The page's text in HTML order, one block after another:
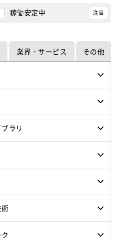
稼働安定中
業界・サービス その他
ラリ